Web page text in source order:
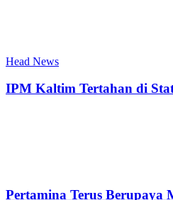
Head News
IPM Kaltim Tertahan di
Pertamina Terus Berupaya